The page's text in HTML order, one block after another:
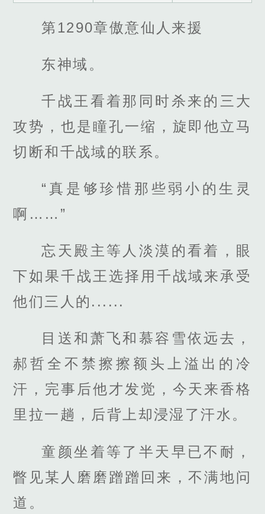
第1290章傲意仙人来援
东神域。
千战王看着那同时杀来的三大
攻势，也是瞳孔一缩，旋即他立马
切断和千战域的联系。
“真是够珍惜那些弱小的生灵
啊……”
忘天殿主等人淡漠的看着，眼
下如果千战王选择用千战域来承受
他们三人的......
目送和萧飞和慕容雪依远去，
郝哲全不禁擦擦额头上溢出的冷
汗，完事后他才发觉，今天来香格
里拉一趟，后背上却浸湿了汗水。
童颜坐着等了半天早已不耐，
瞥见某人磨磨蹭蹭回来，不满地问
道。